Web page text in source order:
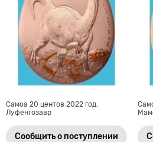
Самоа 20 центов 2022 год.
Луфенгозавр
Сообщить о поступлении